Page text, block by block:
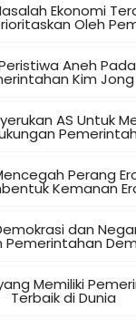
Ekonomi
Oleh
Aneh
Kim Jong
AS Untuk
Pemerintah
Perang
Kemanan
dan
Pemerintahan
Memiliki
Terbaik di Dunia